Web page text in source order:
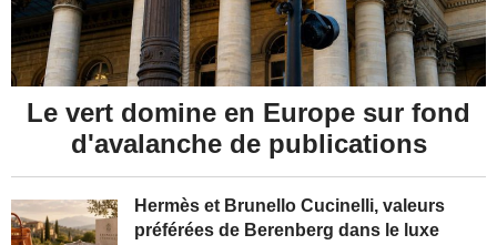
Hermès et Brunello Cucinelli, valeurs
préférées de Berenberg dans le luxe
Le vert domine en Europe sur fond
d'avalanche de publications